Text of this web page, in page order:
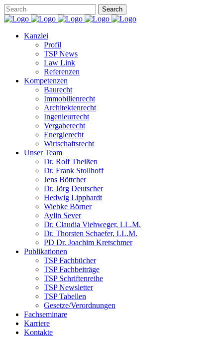
Kanzlei
Profil
TSP News
Law Link
Referenzen
Kompetenzen
Baurecht
Immobilienrecht
Architektenrecht
Ingenieurrecht
Vergaberecht
Energierecht
Wirtschaftsrecht
Unser Team
Dr. Rolf Theißen
Dr. Frank Stollhoff
Jens Böttcher
Dr. Jörg Deutscher
Hedwig Lipphardt
Wiebke Börner
Aylin Sever
Dr. Claudia Viehweger, LL.M.
Dr. Thorsten Schaefer, LL.M.
PD Dr. Joachim Kretschmer
Publikationen
TSP Fachbücher
TSP Fachbeiträge
TSP Schriftenreihe
TSP Newsletter
TSP Tabellen
Gesetze/Verordnungen
Fachseminare
Karriere
Kontakte